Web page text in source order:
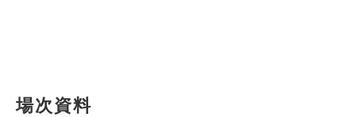
場次資料